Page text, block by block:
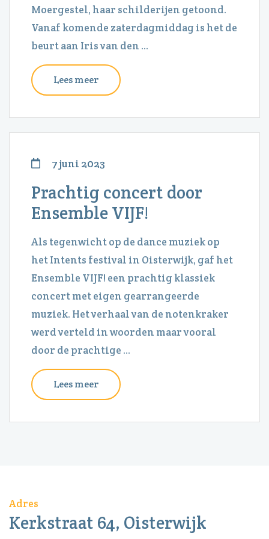
Moergestel, haar schilderijen getoond.
Vanaf komende zaterdagmiddag is het de
beurt aan Iris van den ...
Lees meer
7 juni 2023
Prachtig concert door
Ensemble VIJF!
Als tegenwicht op de dance muziek op
het Intents festival in Oisterwijk, gaf het
Ensemble VIJF! een prachtig klassiek
concert met eigen gearrangeerde
muziek. Het verhaal van de notenkraker
werd verteld in woorden maar vooral
door de prachtige ...
Lees meer
Adres
Kerkstraat 64, Oisterwijk